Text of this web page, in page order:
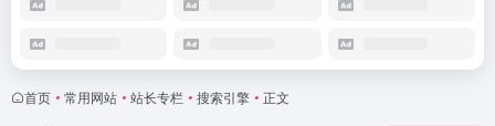
首页 • 常用网站 • 站长专栏 • 搜索引擎 • 正文